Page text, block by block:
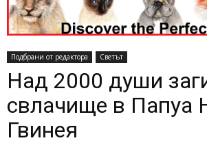
Подбрани от редактора Светът
Над 2000 души
свлачище в Папуа
Гвинея